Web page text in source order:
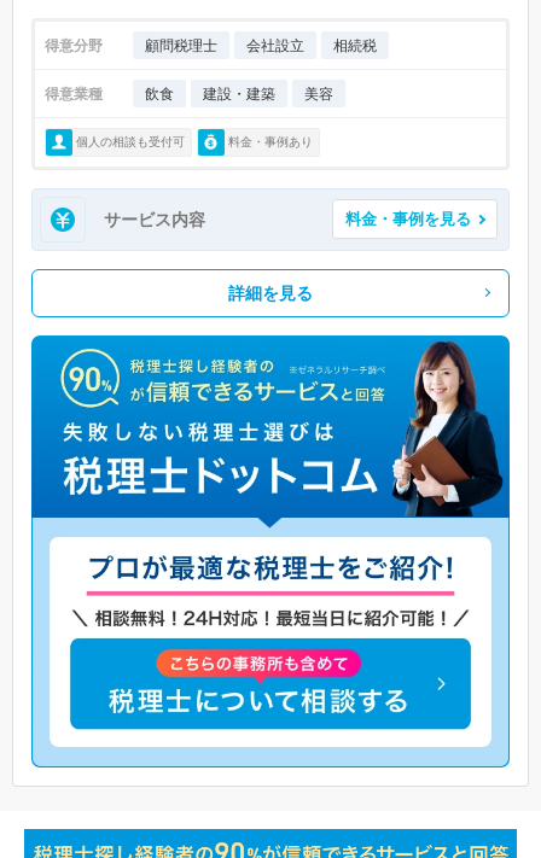
得意分野 顧問税理士 会社設立 相続税
得意業種 飲食 建設・建築 美容
個人の相談も受付可 料金・事例あり
サービス内容 料金・事例を見る
詳細を見る